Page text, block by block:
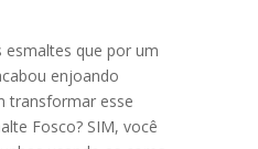
esmaltes que por um
enjoando
transformar esse
Fosco? SIM, você